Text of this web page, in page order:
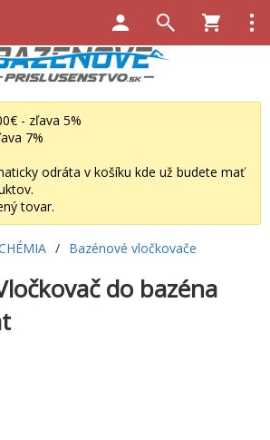
- zľava 5%
7%
odráta v košíku kde už budete mať
tovar.
/ Bazénové vločkovače
do bazéna